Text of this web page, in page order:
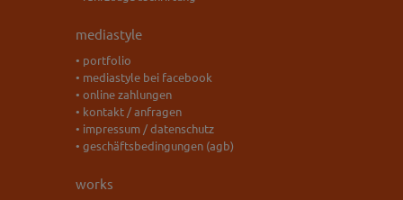
mediastyle
• portfolio
• mediastyle bei facebook
• online zahlungen
• kontakt / anfragen
• impressum / datenschutz
• geschäftsbedingungen (agb)
works